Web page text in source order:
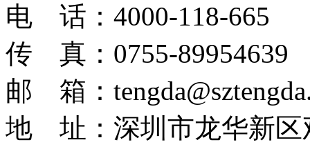
电 话：4000-118-665
传 真：0755-89954639
邮 箱：
地 址：深圳市龙华新区